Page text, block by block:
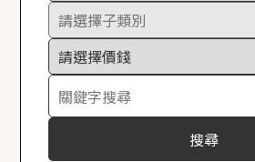
搜尋